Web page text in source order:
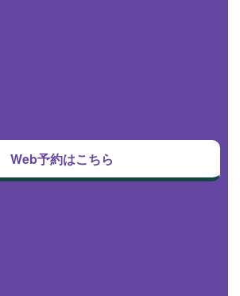
Web予約はこちら